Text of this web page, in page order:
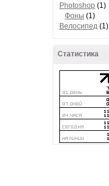
Photoshop (1)
Фоны (1)
Велосипед (1)
Статистика